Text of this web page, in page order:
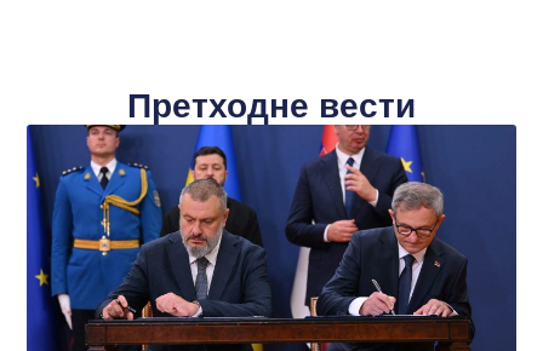
Претходне вести